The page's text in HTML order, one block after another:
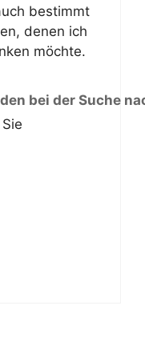
bestimmt
denen ich
möchte.
bei der Suche